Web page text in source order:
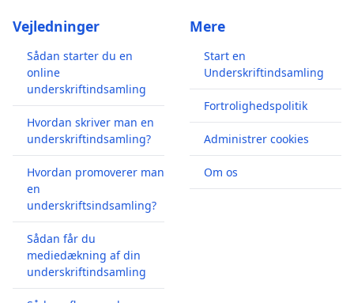
Vejledninger
Sådan starter du en
online
underskriftindsamling
Hvordan skriver man en
underskriftindsamling?
Hvordan promoverer man
en
underskriftsindsamling?
Sådan får du
mediedækning af din
underskriftindsamling
Mere
Start en
Underskriftindsamling
Fortrolighedspolitik
Administrer cookies
Om os